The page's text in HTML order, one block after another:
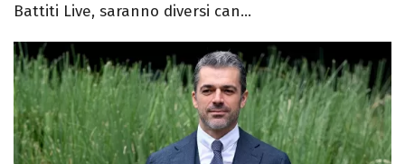
Battiti Live, saranno diversi can...